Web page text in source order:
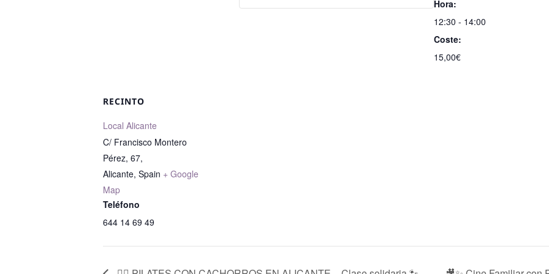
Hora:
12:30 - 14:00
Coste:
15,00€
RECINTO
Local Alicante
C/ Francisco Montero
Pérez, 67,
Alicante, Spain + Google
Map
Teléfono
644 14 69 49